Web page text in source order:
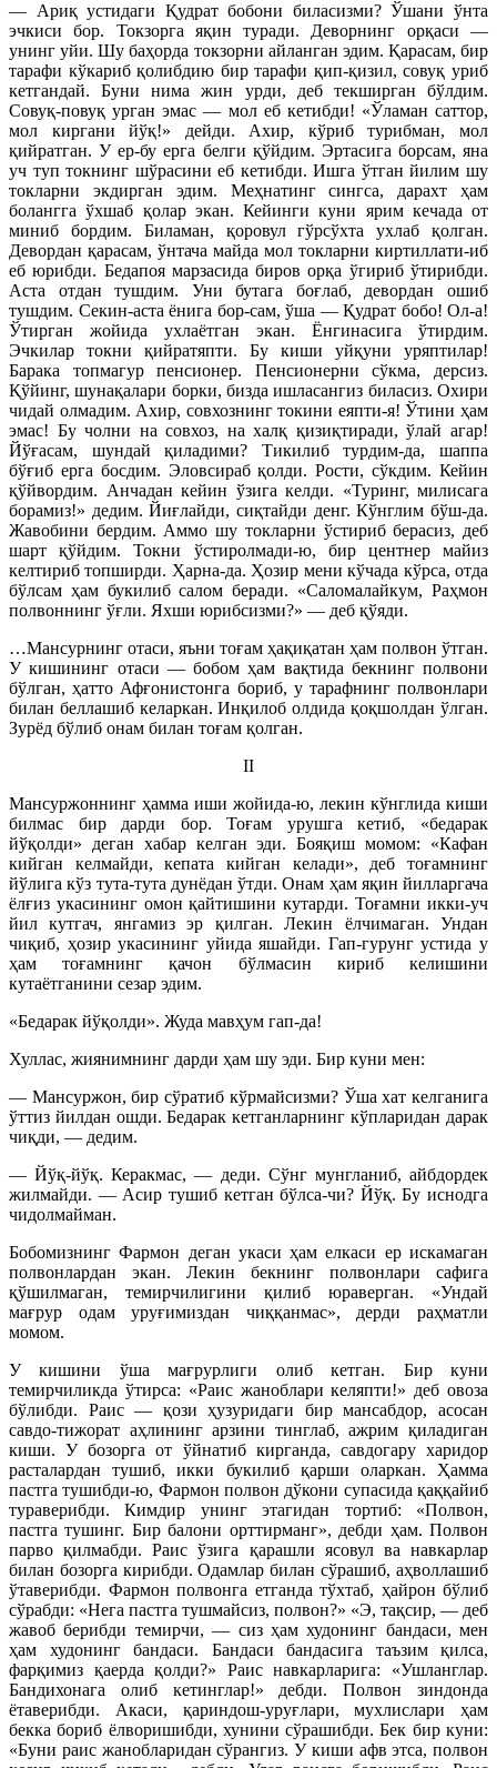
— Ариқ устидаги Қудрат бобони биласизми? Ўшани ўнта
эчкиси бор. Токзорга яқин туради. Деворнинг орқаси —
унинг уйи. Шу баҳорда токзорни айланган эдим. Қарасам, бир
тарафи кўкариб қолибдию бир тарафи қип-қизил, совуқ уриб
кетгандай. Буни нима жин урди, деб текширган бўлдим.
Совуқ-повуқ урган эмас — мол еб кетибди! «Ўламан саттор,
мол киргани йўқ!» дейди. Ахир, кўриб турибман, мол
қийратган. У ер-бу ерга белги қўйдим. Эртасига борсам, яна
уч туп токнинг шўрасини еб кетибди. Ишга ўтган йилим шу
токларни экдирган эдим. Меҳнатинг сингса, дарахт ҳам
болангга ўхшаб қолар экан. Кейинги куни ярим кечада от
миниб бордим. Биламан, қоровул гўрсўхта ухлаб қолган.
Девордан қарасам, ўнтача майда мол токларни киртиллати-иб
еб юрибди. Бедапоя марзасида биров орқа ўгириб ўтирибди.
Аста отдан тушдим. Уни бутага боғлаб, девордан ошиб
тушдим. Секин-аста ёнига бор-сам, ўша — Қудрат бобо! Ол-а!
Ўтирган жойида ухлаётган экан. Ёнгинасига ўтирдим.
Эчкилар токни қийратяпти. Бу киши уйқуни уряптилар!
Барака топмагур пенсионер. Пенсионерни сўкма, дерсиз.
Қўйинг, шунақалари борки, бизда ишласангиз биласиз. Охири
чидай олмадим. Ахир, совхознинг токини еяпти-я! Ўтини ҳам
эмас! Бу чолни на совхоз, на халқ қизиқтиради, ўлай агар!
Йўғасам, шундай қиладими? Тикилиб турдим-да, шаппа
бўғиб ерга босдим. Эловсираб қолди. Рости, сўкдим. Кейин
қўйвордим. Анчадан кейин ўзига келди. «Туринг, милисага
борамиз!» дедим. Йиғлайди, сиқтайди денг. Кўнглим бўш-да.
Жавобини бердим. Аммо шу токларни ўстириб берасиз, деб
шарт қўйдим. Токни ўстиролмади-ю, бир центнер майиз
келтириб топширди. Ҳарна-да. Ҳозир мени кўчада кўрса, отда
бўлсам ҳам букилиб салом беради. «Саломалайкум, Раҳмон
полвоннинг ўғли. Яхши юрибсизми?» — деб қўяди.
…Мансурнинг отаси, яъни тоғам ҳақиқатан ҳам полвон ўтган.
У кишининг отаси — бобом ҳам вақтида бекнинг полвони
бўлган, ҳатто Афғонистонга бориб, у тарафнинг полвонлари
билан беллашиб келаркан. Инқилоб олдида қоқшолдан ўлган.
Зурёд бўлиб онам билан тоғам қолган.
II
Мансуржоннинг ҳамма иши жойида-ю, лекин кўнглида киши
билмас бир дарди бор. Тоғам урушга кетиб, «бедарак
йўқолди» деган хабар келган эди. Бояқиш момом: «Кафан
кийган келмайди, кепата кийган келади», деб тоғамнинг
йўлига кўз тута-тута дунёдан ўтди. Онам ҳам яқин йилларгача
ёлғиз укасининг омон қайтишини кутарди. Тоғамни икки-уч
йил кутгач, янгамиз эр қилган. Лекин ёлчимаган. Ундан
чиқиб, ҳозир укасининг уйида яшайди. Гап-гурунг устида у
ҳам тоғамнинг қачон бўлмасин кириб келишини
кутаётганини сезар эдим.
«Бедарак йўқолди». Жуда мавҳум гап-да!
Хуллас, жиянимнинг дарди ҳам шу эди. Бир куни мен:
— Мансуржон, бир сўратиб кўрмайсизми? Ўша хат келганига
ўттиз йилдан ошди. Бедарак кетганларнинг кўпларидан дарак
чиқди, — дедим.
— Йўқ-йўқ. Керакмас, — деди. Сўнг мунгланиб, айбдордек
жилмайди. — Асир тушиб кетган бўлса-чи? Йўқ. Бу иснодга
чидолмайман.
Бобомизнинг Фармон деган укаси ҳам елкаси ер искамаган
полвонлардан экан. Лекин бекнинг полвонлари сафига
қўшилмаган, темирчилигини қилиб юраверган. «Ундай
мағрур одам уруғимиздан чиққанмас», дерди раҳматли
момом.
У кишини ўша мағрурлиги олиб кетган. Бир куни
темирчиликда ўтирса: «Раис жаноблари келяпти!» деб овоза
бўлибди. Раис — қози ҳузуридаги бир мансабдор, асосан
савдо-тижорат аҳлининг арзини тинглаб, ажрим қиладиган
киши. У бозорга от ўйнатиб кирганда, савдогару харидор
расталардан тушиб, икки букилиб қарши оларкан. Ҳамма
пастга тушибди-ю, Фармон полвон дўкони супасида қаққайиб
тураверибди. Кимдир унинг этагидан тортиб: «Полвон,
пастга тушинг. Бир балони орттирманг», дебди ҳам. Полвон
парво қилмабди. Раис ўзига қарашли ясовул ва навкарлар
билан бозорга кирибди. Одамлар билан сўрашиб, аҳволлашиб
ўтаверибди. Фармон полвонга етганда тўхтаб, ҳайрон бўлиб
сўрабди: «Нега пастга тушмайсиз, полвон?» «Э, тақсир, — деб
жавоб берибди темирчи, — сиз ҳам худонинг бандаси, мен
ҳам худонинг бандаси. Бандаси бандасига таъзим қилса,
фарқимиз қаерда қолди?» Раис навкарларига: «Ушланглар.
Бандихонага олиб кетинглар!» дебди. Полвон зиндонда
ётаверибди. Акаси, қариндош-уруғлари, мухлислари ҳам
бекка бориб ёлворишибди, хунини сўрашибди. Бек бир куни:
«Буни раис жанобларидан сўрангиз. У киши афв этса, полвон